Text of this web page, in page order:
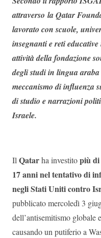
attraverso la Qatar
lavorato con scuole,
insegnanti e reti
attività della fondazione
degli studi in lingua
meccanismo di influenza
di studio e narrazioni
Israele.
IlQatarha investitopiù
17 anni nel tentativo di
negli Stati Uniti contro
pubblicato mercoledì 3
dell’antisemitismo globale
causando un putiferio a